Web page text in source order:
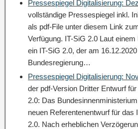
Pressespiegel Digitalisierung:
vollständige Pressespiegel inkl.
als pdf-File unter diesem Link
Verfügung. IT-SiG 2.0 Laut
ein IT-SiG 2.0, der am
Bundesregierung…
Pressespiegel Digitalisierung:
der pdf-Version Dritter Entwurf
2.0: Das
neuen Referentenentwurf für das
2.0. Nach erheblichen